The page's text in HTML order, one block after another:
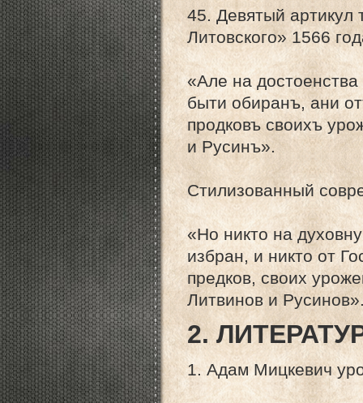
45. Девятый артикул
Литовского» 1566
«Але на достоенства
быти обиранъ, ани
продковъ своихъ
и Русинъ».
Стилизованный
«Но никто на
избран, и никто от
предков, своих
Литвинов и
2.
1. Адам Мицкевич